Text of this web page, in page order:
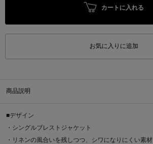
カートに入れる
お気に入りに追加
商品説明
■デザイン
・シングルブレストジャケット
・リネンの風合いを残しつつ、シワになりにくい素材